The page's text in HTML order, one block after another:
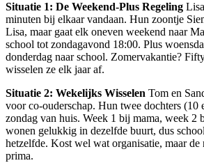
Situatie 1: De Weekend-Plus Regeling
minuten bij elkaar vandaan. Hun zoontje
Lisa, maar gaat elk oneven weekend naar
school tot zondagavond 18:00. Plus
donderdag naar school. Zomervakantie?
wisselen ze elk jaar af.
Situatie 2: Wekelijks Wisselen Tom en
voor co-ouderschap. Hun twee dochters (10
zondag van huis. Week 1 bij mama, week 2
wonen gelukkig in dezelfde buurt, dus
hetzelfde. Kost wel wat organisatie, maar de
prima.